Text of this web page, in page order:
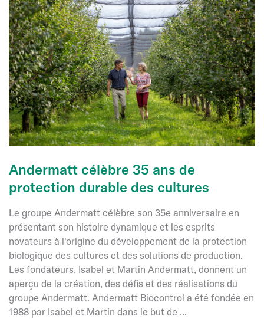
table
en
Afrique
du
Sud
Andermatt célèbre 35 ans de
protection durable des cultures
Le groupe Andermatt célèbre son 35e anniversaire en
présentant son histoire dynamique et les esprits
novateurs à l'origine du développement de la protection
biologique des cultures et des solutions de production.
Les fondateurs, Isabel et Martin Andermatt, donnent un
aperçu de la création, des défis et des réalisations du
groupe Andermatt. Andermatt Biocontrol a été fondée en
1988 par Isabel et Martin dans le but de ...